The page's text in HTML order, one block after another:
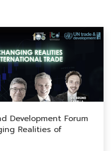
Development Forum
Realities of